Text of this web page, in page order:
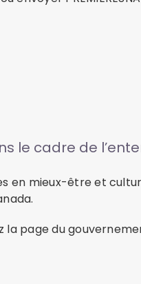
le cadre de
en mieux-être et
la page du